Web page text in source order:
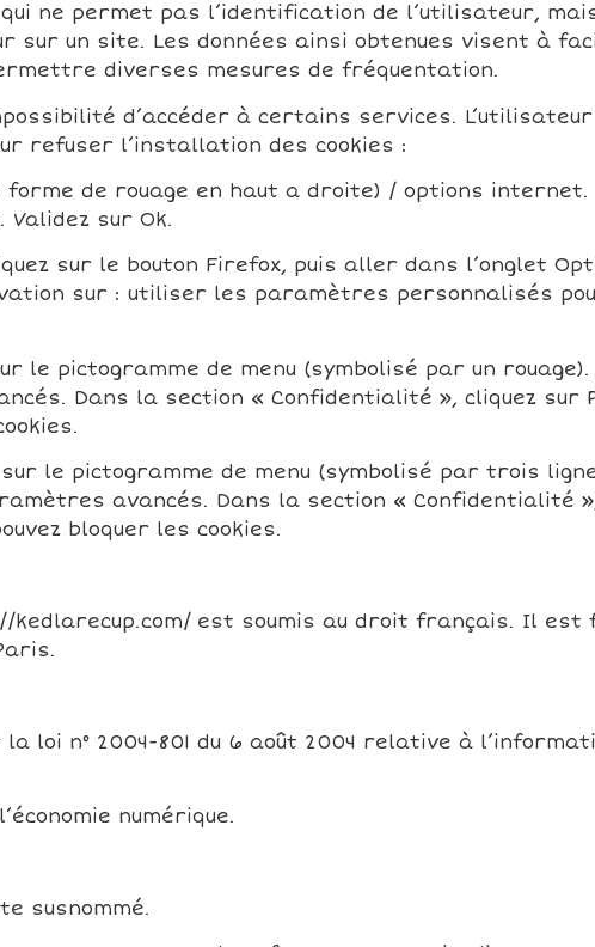
ne permet pas l’identification de l’utilisateur,
sur un site. Les données ainsi obtenues visent à
diverses mesures de fréquentation.
d’accéder à certains services.
refuser l’installation des cookies :
de rouage en haut a droite) / options internet.
sur Ok.
sur le bouton Firefox, puis aller dans l’onglet
sur : utiliser les paramètres personnalisés
le pictogramme de menu (symbolisé par un rouage).
Dans la section « Confidentialité », cliquez sur
le pictogramme de menu (symbolisé par trois
avancés. Dans la section « Confidentialité
bloquer les cookies.
kedlarecup.com/ est soumis au droit français. Il
la loi n° 2004-801 du 6 août 2004 relative à
numérique.
susnommé.